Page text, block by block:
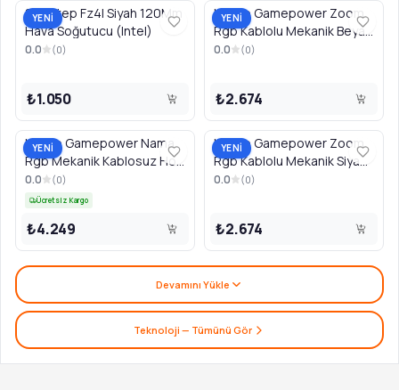
YENİ
Segotep Fz4I Siyah 120Mm
Hava Soğutucu (Intel)
0.0 (0)
₺1.050
YENİ
Klavye Gamepower Zoom
Rgb Kablolu Mekanik Beyaz
Gaming
0.0 (0)
₺2.674
YENİ
Klavye Gamepower Nama
Rgb Mekanik Kablosuz Hot
Swap Gaming
0.0 (0)
Ücretsiz Kargo
₺4.249
YENİ
Klavye Gamepower Zoom
Rgb Kablolu Mekanik Siyah
Gaming
0.0 (0)
₺2.674
Devamını Yükle
Teknoloji — Tümünü Gör